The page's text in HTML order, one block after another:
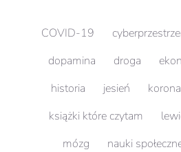
COVID-19
dopamina
droga
historia
jesień
książki które czytam
mózg
nauki